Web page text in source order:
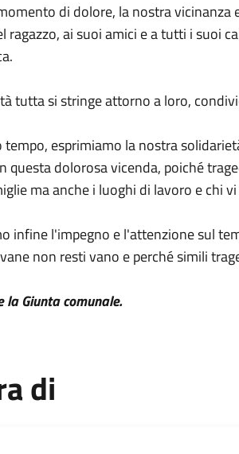
di dolore, la nostra
ragazzo, ai suoi amici e a tutti i suoi
tutta si stringe attorno a loro,
tempo, esprimiamo la nostra
questa dolorosa vicenda, poiché
ma anche i luoghi di lavoro e chi
infine l'impegno e l'attenzione sul
non resti vano e perché simili
la Giunta comunale.
di